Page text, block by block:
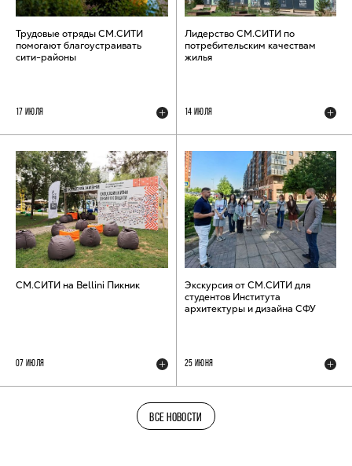
Трудовые отряды СМ.СИТИ
помогают благоустраивать
сити-районы
17 ИЮЛЯ
Лидерство СМ.СИТИ по
потребительским качествам
жилья
14 ИЮЛЯ
СМ.СИТИ на Bellini Пикник
07 ИЮЛЯ
Экскурсия от СМ.СИТИ для
студентов Института
архитектуры и дизайна СФУ
25 ИЮНЯ
ВСЕ НОВОСТИ